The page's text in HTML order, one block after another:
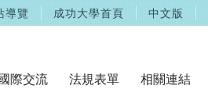
導覽 成功大學首頁 中文版
際交流 法規表單 相關連結